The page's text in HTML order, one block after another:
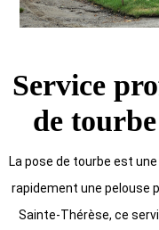
Service
de
La pose de tourbe est
rapidement une pelouse
Sainte-Thérèse, ce